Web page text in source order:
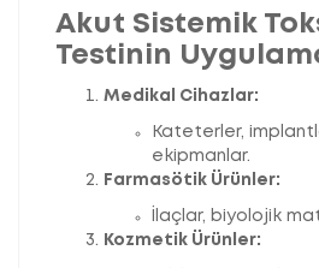
Akut Sistemik
Testinin
Medikal Cihazlar:
Kateterler,
ekipmanlar.
Farmasötik Ürünler:
İlaçlar, biyolojik
Kozmetik Ürünler: